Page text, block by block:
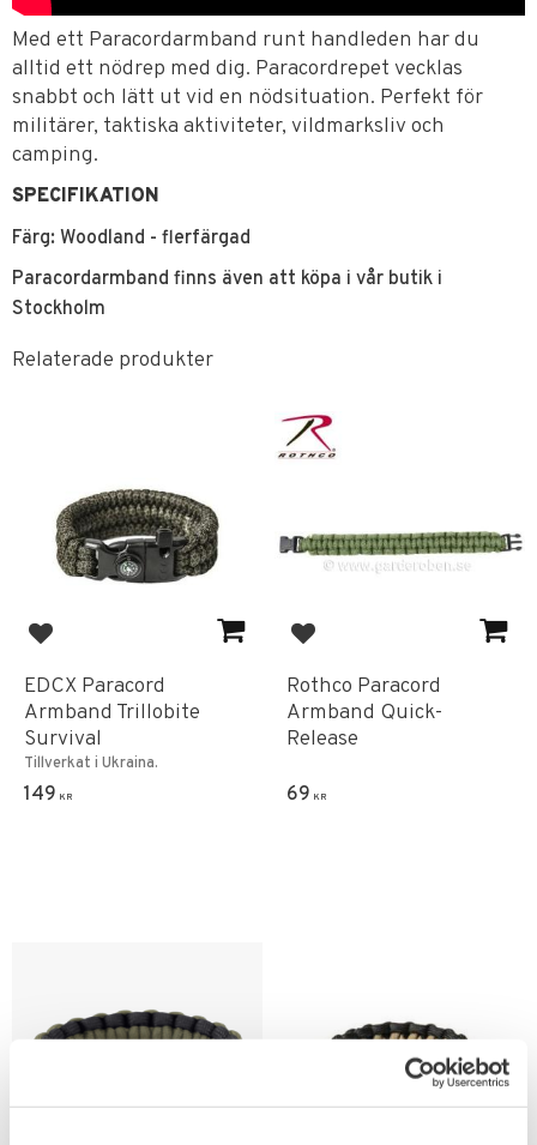
Med ett Paracordarmband runt handleden har du
alltid ett nödrep med dig. Paracordrepet vecklas
snabbt och lätt ut vid en nödsituation. Perfekt för
militärer, taktiska aktiviteter, vildmarksliv och
camping.
SPECIFIKATION
Färg: Woodland - flerfärgad
Paracordarmband finns även att köpa i vår butik i
Stockholm
Relaterade produkter
Lägg till i favoriter
EDCX Paracord
Armband Trillobite
Survival
Tillverkat i Ukraina.
149 KR
Lägg till i favoriter
Rothco Paracord
Armband Quick-
Release
69 KR